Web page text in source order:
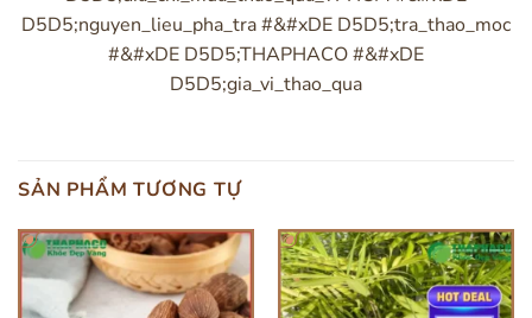
D5D5;nguyen_lieu_pha_tra #&#xDE D5D5;tra_thao_moc
#&#xDE D5D5;THAPHACO #&#xDE
D5D5;gia_vi_thao_qua
SẢN PHẨM TƯƠNG TỰ